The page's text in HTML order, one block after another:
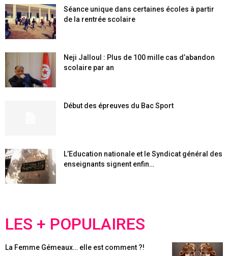
Séance unique dans certaines écoles à partir
de la rentrée scolaire
Neji Jalloul : Plus de 100 mille cas d’abandon
scolaire par an
Début des épreuves du Bac Sport
L’Education nationale et le Syndicat général des
enseignants signent enfin…
LES + POPULAIRES
La Femme Gémeaux… elle est comment ?!